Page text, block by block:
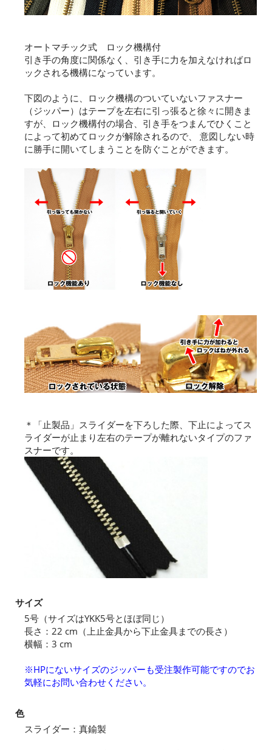
オートマチック式 ロック機構付
引き手の角度に関係なく、引き手に力を加えなければロ
ックされる機構になっています。
下図のように、ロック機構のついていないファスナー
（ジッパー）はテープを左右に引っ張ると徐々に開きま
すが、ロック機構付の場合、引き手をつまんでひくこと
によって初めてロックが解除されるので、 意図しない時
に勝手に開いてしまうことを防ぐことができます。
＊「止製品」スライダーを下ろした際、下止によってス
ライダーが止まり左右のテープが離れないタイプのファ
スナーです。
サイズ
5号（サイズはYKK5号とほぼ同じ）
長さ：22 cm（上止金具から下止金具までの長さ）
横幅：3 cm
※HPにないサイズのジッパーも受注製作可能ですのでお
気軽にお問い合わせください。
色
スライダー：真鍮製